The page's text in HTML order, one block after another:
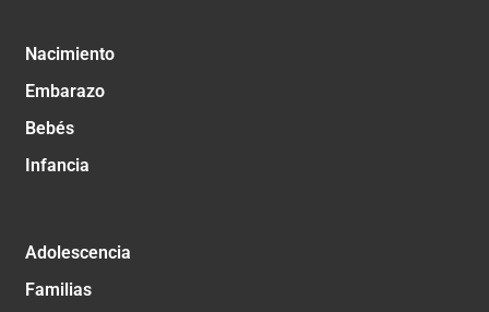
Nacimiento
Embarazo
Bebés
Infancia
Adolescencia
Familias